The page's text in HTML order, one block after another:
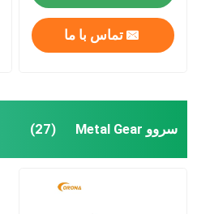
گیرنده JR DMSS
گیرنده سریع فوتابا 2.4 گیگاهرتز
تماس با ما
سروو Metal Gear (27)